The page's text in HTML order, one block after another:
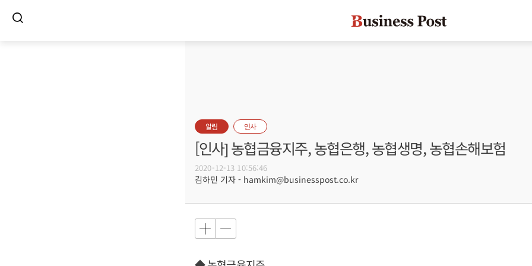
알림 인사
[인사] 농협금융지주, 농협은행, 농협생명, 농협손해보험
2020-12-13 10:56:46
김하민 기자 - hamkim@businesspost.co.kr